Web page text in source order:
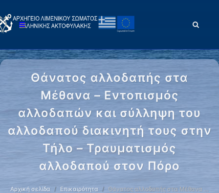
Θάνατος αλλοδαπής στα
Μέθανα – Εντοπισμός
αλλοδαπών και σύλληψη του
αλλοδαπού διακινητή τους στην
Τήλο – Τραυματισμός
αλλοδαπού στον Πόρο
Αρχική σελίδα Επικαιρότητα Θάνατος αλλοδαπής στα Μέθανα …